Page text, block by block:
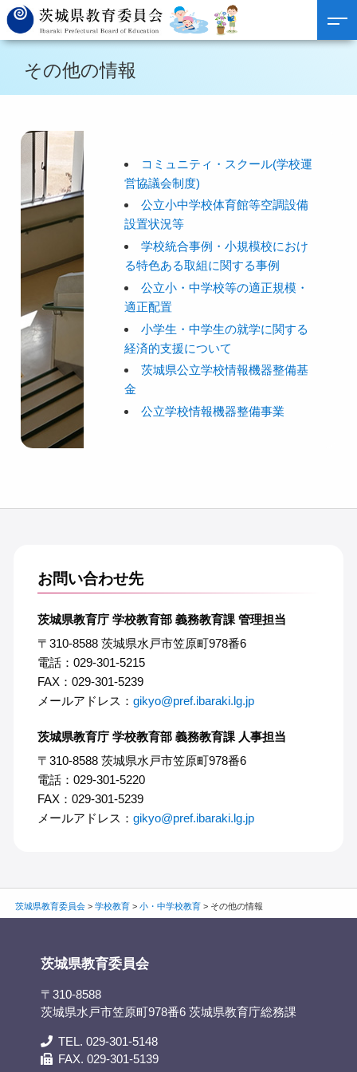
その他の情報
コミュニティ・スクール(学校運
営協議会制度)
公立小中学校体育館等空調設備
設置状況等
学校統合事例・小規模校におけ
る特色ある取組に関する事例
公立小・中学校等の適正規模・
適正配置
小学生・中学生の就学に関する
経済的支援について
茨城県公立学校情報機器整備基
金
公立学校情報機器整備事業
お問い合わせ先
茨城県教育庁 学校教育部 義務教育課 管理担当
〒310-8588 茨城県水戸市笠原町978番6
電話：029-301-5215
FAX：029-301-5239
メールアドレス： gikyo@pref.ibaraki.lg.jp
茨城県教育庁 学校教育部 義務教育課 人事担当
〒310-8588 茨城県水戸市笠原町978番6
電話：029-301-5220
FAX：029-301-5239
メールアドレス： gikyo@pref.ibaraki.lg.jp
茨城県教育委員会> 学校教育> 小・中学校教育> その他の情報
茨城県教育委員会
〒310-8588
茨城県水戸市笠原町978番6 茨城県教育庁総務課
TEL. 029-301-5148
FAX. 029-301-5139